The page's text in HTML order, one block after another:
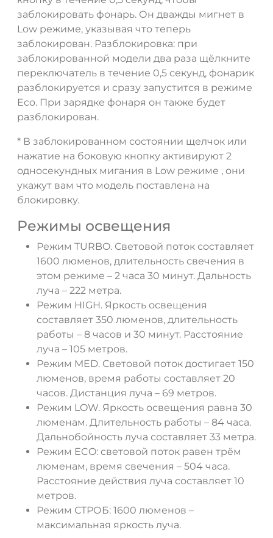
заблокировать фонарь. Он дважды мигнет в
Low режиме, указывая что теперь
заблокирован. Разблокировка: при
заблокированной модели два раза щёлкните
переключатель в течение 0,5 секунд, фонарик
разблокируется и сразу запустится в режиме
Eco. При зарядке фонаря он также будет
разблокирован.
* В заблокированном состоянии щелчок или
нажатие на боковую кнопку активируют 2
односекундных мигания в Low режиме , они
укажут вам что модель поставлена на
блокировку.
Режимы освещения
Режим TURBO. Световой поток составляет
1600 люменов, длительность свечения в
этом режиме – 2 часа 30 минут. Дальность
луча – 222 метра.
Режим HIGH. Яркость освещения
составляет 350 люменов, длительность
работы – 8 часов и 30 минут. Расстояние
луча – 105 метров.
Режим MED. Световой поток достигает 150
люменов, время работы составляет 20
часов. Дистанция луча – 69 метров.
Режим LOW. Яркость освещения равна 30
люменам. Длительность работы – 84 часа.
Дальнобойность луча составляет 33 метра.
Режим ECO: световой поток равен трём
люменам, время свечения – 504 часа.
Расстояние действия луча составляет 10
метров.
Режим СТРОБ: 1600 люменов –
максимальная яркость луча.